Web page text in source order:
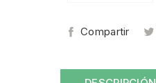
Compartir